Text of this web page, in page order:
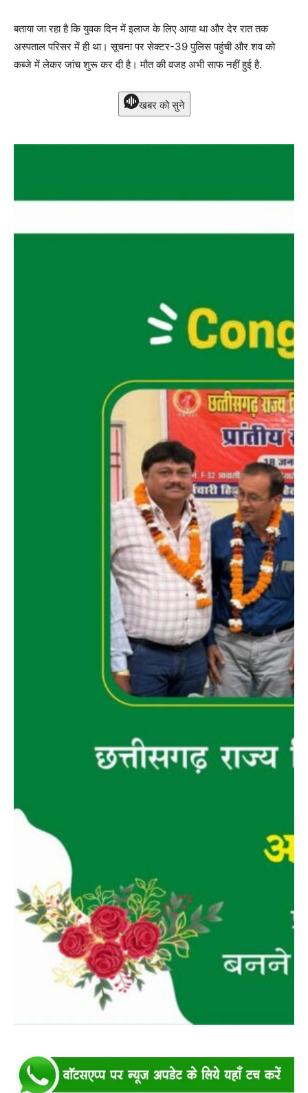
बताया जा रहा है कि युवक दिन में इलाज के लिए आया था और देर रात तक
अस्पताल परिसर में ही था। सूचना पर सेक्टर-39 पुलिस पहुंची और शव को
कब्जे में लेकर जांच शुरू कर दी है। मौत की वजह अभी साफ नहीं हुई है.
खबर को सुने